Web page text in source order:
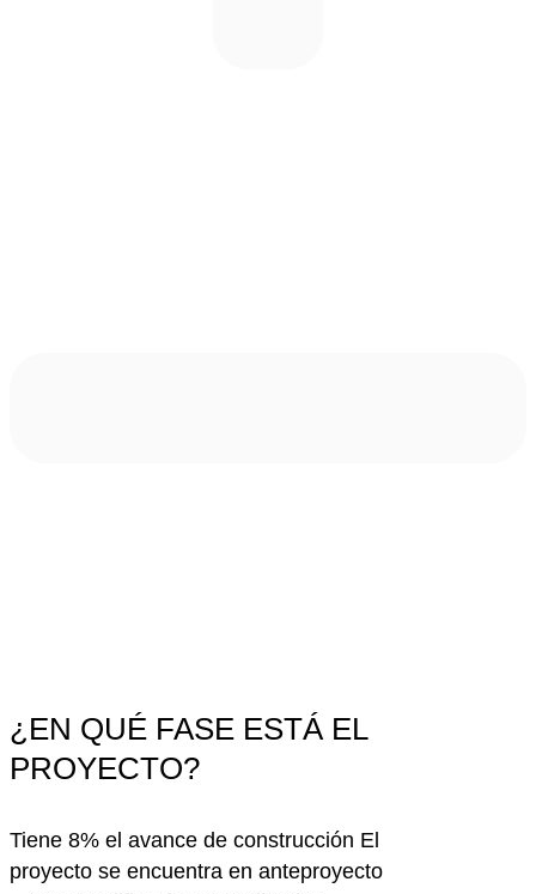
¿EN QUÉ FASE ESTÁ EL
PROYECTO?
Tiene 8% el avance de construcción El
proyecto se encuentra en anteproyecto